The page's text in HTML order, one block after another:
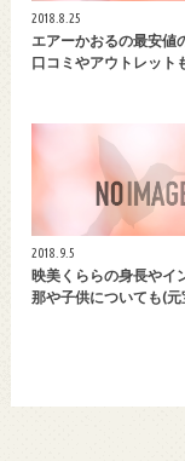
2018.8.25
エアーかおるの最安値
口コミやアウトレット
2018.9.5
映美くららの身長やイ
那や子供についても(元